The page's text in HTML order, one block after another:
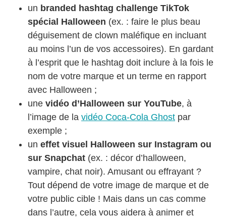
un branded hashtag challenge TikTok
spécial Halloween (ex. : faire le plus beau
déguisement de clown maléfique en incluant
au moins l’un de vos accessoires). En gardant
à l’esprit que le hashtag doit inclure à la fois le
nom de votre marque et un terme en rapport
avec Halloween ;
une vidéo d’Halloween sur YouTube, à
l’image de la vidéo Coca-Cola Ghost par
exemple ;
un effet visuel Halloween sur Instagram ou
sur Snapchat (ex. : décor d’halloween,
vampire, chat noir). Amusant ou effrayant ?
Tout dépend de votre image de marque et de
votre public cible ! Mais dans un cas comme
dans l’autre, cela vous aidera à animer et